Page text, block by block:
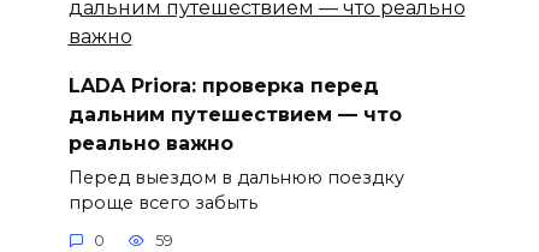
LADA Priora: проверка перед
дальним путешествием — что
реально важно
Перед выездом в дальнюю поездку
проще всего забыть
0 59